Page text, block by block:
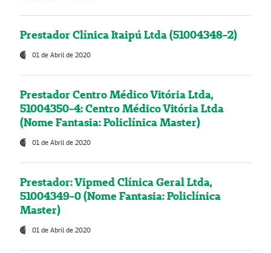
Prestador Clínica Itaipú Ltda (51004348-2)
01 de Abril de 2020
Prestador Centro Médico Vitória Ltda,
51004350-4: Centro Médico Vitória Ltda
(Nome Fantasia: Policlínica Master)
01 de Abril de 2020
Prestador: Vipmed Clínica Geral Ltda,
51004349-0 (Nome Fantasia: Policlínica
Master)
01 de Abril de 2020